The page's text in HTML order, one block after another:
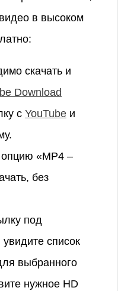
в высоком
скачать и
Download
с YouTube и
«MP4 –
без
под
список
выбранного
нужное HD